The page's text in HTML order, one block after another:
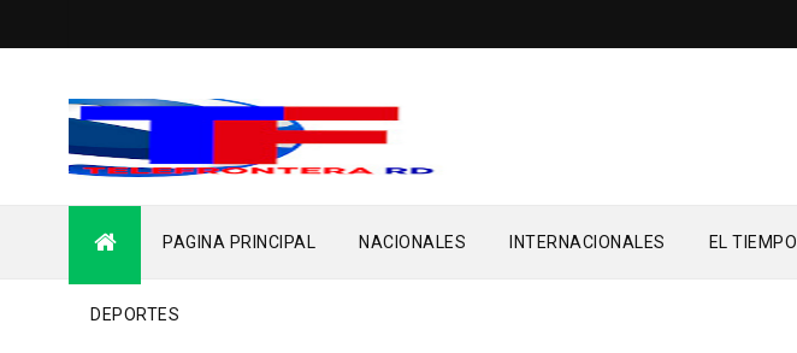
PAGINA PRINCIPAL NACIONALES INTERNACIONALES EL TIEMPO
DEPORTES